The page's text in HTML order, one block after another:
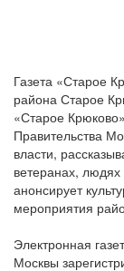
Газета «Старое
района Старое
«Старое
Правительства
власти,
ветеранах, людях
анонсирует
мероприятия
Электронная
Москвы